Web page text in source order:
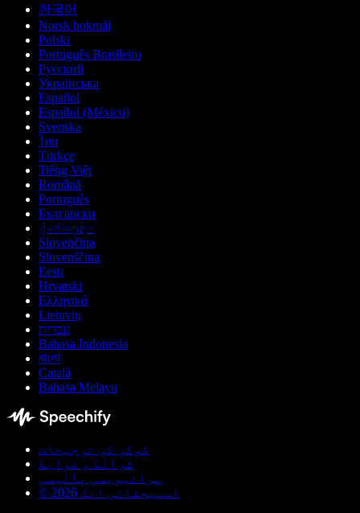
한국어
Norsk bokmål
Polski
Português Brasileiro
Русский
Українська
Español
Español (México)
Svenska
ไทย
Türkçe
Tiếng Việt
Română
Português
Български
ქართული
Slovenčina
Slovenščina
Eesti
Hrvatski
Ελληνικά
Lietuvių
עברית
Bahasa Indonesia
বাংলা
Català
Bahasa Melayu
کوکی کی ترجیحات
شرائط و ضوابط
پرائیویسی پالیسی
© اسپیچفائی انک 2026